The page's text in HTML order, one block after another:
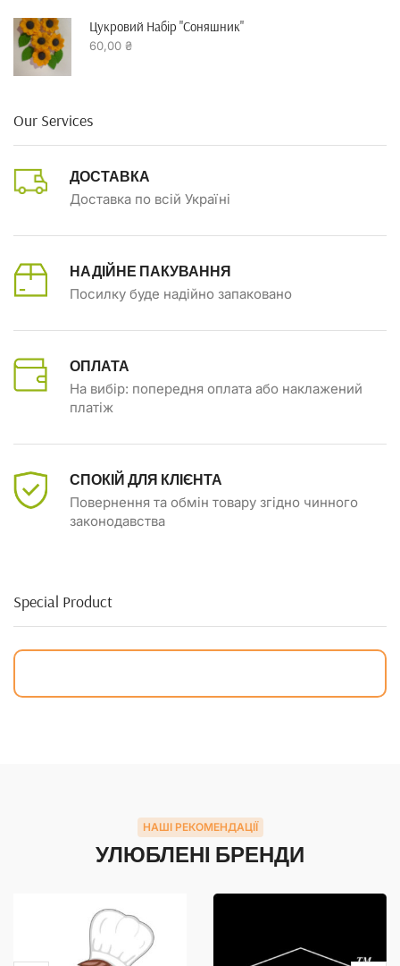
Цукровий Набір "Соняшник"
60,00 ₴
Our Services
ДОСТАВКА
Доставка по всій Україні
НАДІЙНЕ ПАКУВАННЯ
Посилку буде надійно запаковано
ОПЛАТА
На вибір: попередня оплата або наклажений
платіж
СПОКІЙ ДЛЯ КЛІЄНТА
Повернення та обмін товару згідно чинного
законодавства
Special Product
НАШІ РЕКОМЕНДАЦІЇ
УЛЮБЛЕНІ БРЕНДИ